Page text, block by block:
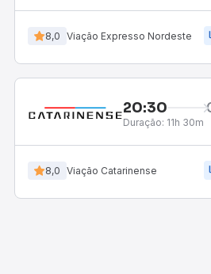
8,0 Viação Expresso Nordeste
20:30
Duração: 11h 30m
8,0 Viação Catarinense